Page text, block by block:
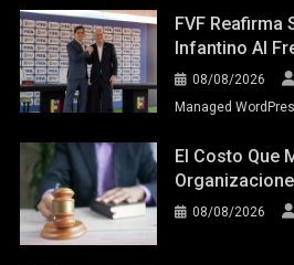
FVF Reafirma
Infantino Al
08/08/2026
Managed
El Costo Que
08/08/2026